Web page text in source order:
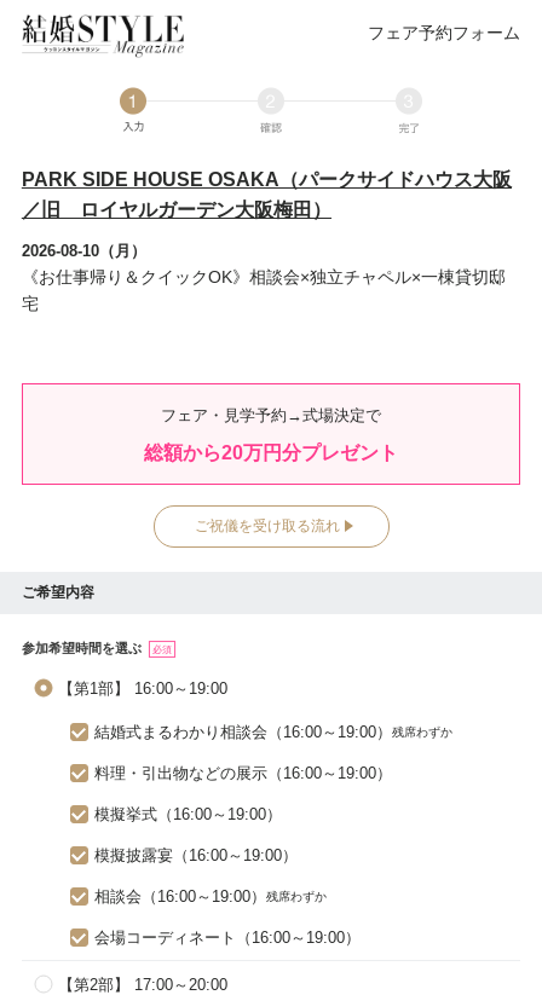
フェア予約フォーム
PARK SIDE HOUSE OSAKA（パークサイドハウス大阪
／旧 ロイヤルガーデン大阪梅田）
2026-08-10（月）
《お仕事帰り＆クイックOK》相談会×独立チャペル×一棟貸切邸
宅
フェア・見学予約→式場決定で
総額から20万円分プレゼント
ご祝儀を受け取る流れ
ご希望内容
参加希望時間を選ぶ 必須
【第1部】 16:00～19:00
結婚式まるわかり相談会（16:00～19:00） 残席わずか
料理・引出物などの展示（16:00～19:00）
模擬挙式（16:00～19:00）
模擬披露宴（16:00～19:00）
相談会（16:00～19:00） 残席わずか
会場コーディネート（16:00～19:00）
【第2部】 17:00～20:00